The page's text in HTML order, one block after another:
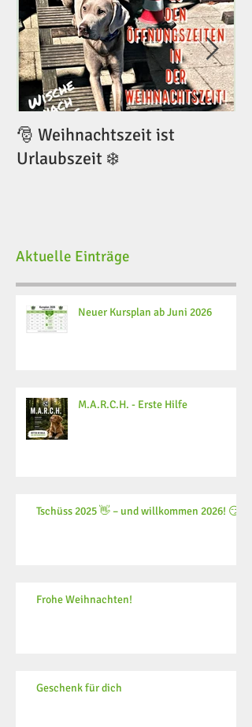
🎅 Weihnachtszeit ist
Urlaubszeit ❄️
Aktuelle Einträge
Neuer Kursplan ab Juni 2026
M.A.R.C.H. - Erste Hilfe
Tschüss 2025 👋 – und willkommen 2026! 😏
Frohe Weihnachten!
Geschenk für dich